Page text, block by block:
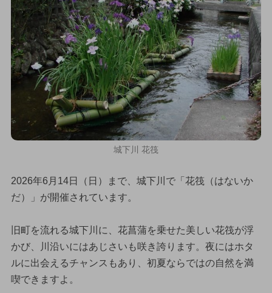
城下川 花筏
2026年6月14日（日）まで、城下川で「花筏（はないか
だ）」が開催されています。
旧町を流れる城下川に、花菖蒲を乗せた美しい花筏が浮
かび、川沿いにはあじさいも咲き誇ります。夜にはホタ
ルに出会えるチャンスもあり、初夏ならではの自然を満
喫できますよ。